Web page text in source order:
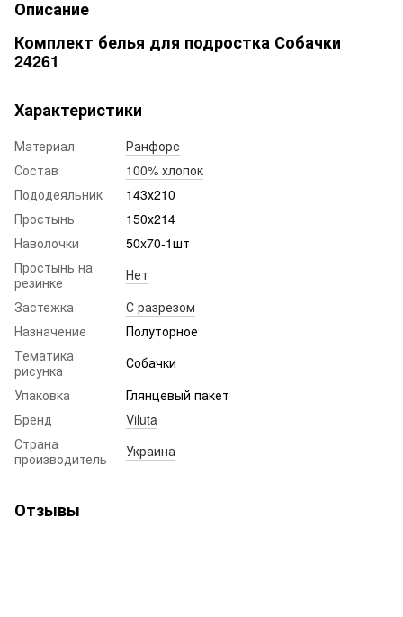
Описание
Комплект белья для подростка Собачки
24261
Характеристики
Материал
Ранфорс
Состав
100% хлопок
Пододеяльник
143х210
Простынь
150х214
Наволочки
50x70-1шт
Простынь на
резинке
Нет
Застежка
С разрезом
Назначение
Полуторное
Тематика
рисунка
Собачки
Упаковка
Глянцевый пакет
Бренд
Viluta
Страна
производитель
Украина
Отзывы